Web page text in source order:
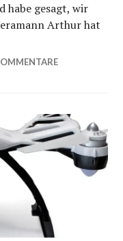
habe gesagt, wir
Arthur hat
#MSMM